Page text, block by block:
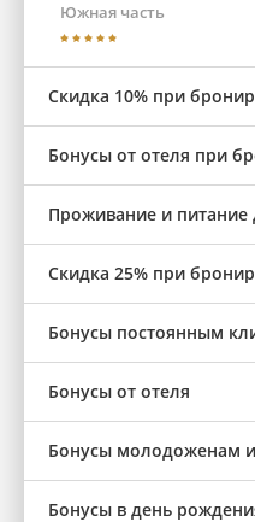
Южная часть
Скидка 10% при
Бонусы от отеля при
Проживание и питание
Скидка 25% при
Бонусы постоянным
Бонусы от отеля
Бонусы молодоженам
Бонусы в день